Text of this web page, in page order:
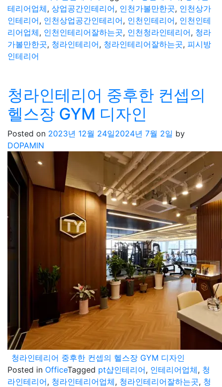
테리어업체, 상업공간인테리어, 인천가볼만한곳, 인천상가
인테리어, 인천상업공간인테리어, 인천인테리어, 인천인테
리어업체, 인천인테리어잘하는곳, 인천청라인테리어, 청라
가볼만한곳, 청라인테리어, 청라인테리어잘하는곳, 피시방
인테리어
청라인테리어 중후한 컨셉의
헬스장 GYM 디자인
Posted on 2023년 12월 24일2024년 7월 2일 by
DOPAMIN
청라인테리어 중후한 컨셉의 헬스장 GYM 디자인
Posted in OfficeTagged pt샵인테리어, 인테리어업체, 청
라인테리어, 청라인테리어업체, 청라인테리어잘하는곳, 청